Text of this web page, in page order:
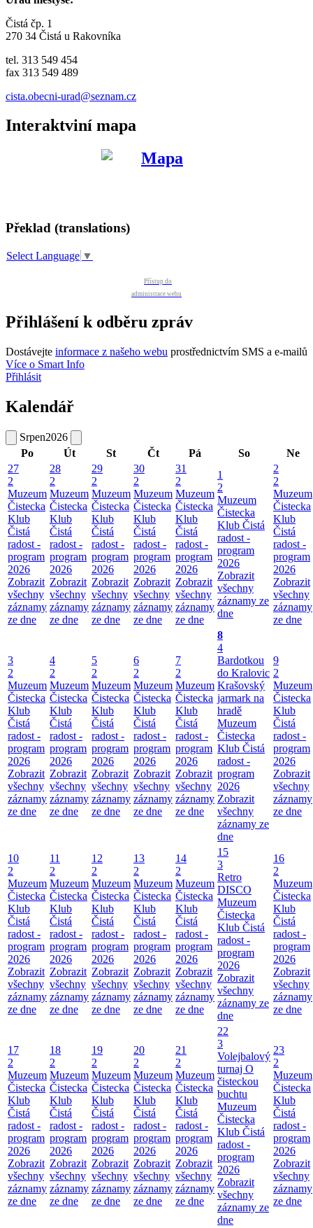
Čistá čp. 1
270 34 Čistá u Rakovníka
tel. 313 549 454
fax 313 549 489
cista.obecni-urad@seznam.cz
Interaktviní mapa
Překlad (translations)
Select Language ▼
Přístup do
administrace webu
Přihlášení k odběru zpráv
Dostávejte informace z našeho webu prostřednictvím SMS a e-mailů
Více o Smart Info
Přihlásit
Kalendář
Srpen2026
Po
Út St Čt Pá So
Ne
27
2
Muzeum
Čistecka
Klub
Čistá
radost -
program
2026
Zobrazit
všechny
záznamy
ze dne
28
2
Muzeum
Čistecka
Klub
Čistá
radost -
program
2026
Zobrazit
všechny
záznamy
ze dne
29
2
Muzeum
Čistecka
Klub
Čistá
radost -
program
2026
Zobrazit
všechny
záznamy
ze dne
30
2
Muzeum
Čistecka
Klub
Čistá
radost -
program
2026
Zobrazit
všechny
záznamy
ze dne
31
2
Muzeum
Čistecka
Klub
Čistá
radost -
program
2026
Zobrazit
všechny
záznamy
ze dne
1
2
Muzeum
Čistecka
Klub Čistá
radost -
program
2026
Zobrazit
všechny
záznamy ze
dne
2
2
Muzeum
Čistecka
Klub
Čistá
radost -
program
2026
Zobrazit
všechny
záznamy
ze dne
3
2
Muzeum
Čistecka
Klub
Čistá
radost -
program
2026
Zobrazit
všechny
záznamy
ze dne
4
2
Muzeum
Čistecka
Klub
Čistá
radost -
program
2026
Zobrazit
všechny
záznamy
ze dne
5
2
Muzeum
Čistecka
Klub
Čistá
radost -
program
2026
Zobrazit
všechny
záznamy
ze dne
6
2
Muzeum
Čistecka
Klub
Čistá
radost -
program
2026
Zobrazit
všechny
záznamy
ze dne
7
2
Muzeum
Čistecka
Klub
Čistá
radost -
program
2026
Zobrazit
všechny
záznamy
ze dne
8
4
Bardotkou
do Kralovic
Krašovský
jarmark na
hradě
Muzeum
Čistecka
Klub Čistá
radost -
program
2026
Zobrazit
všechny
záznamy ze
dne
9
2
Muzeum
Čistecka
Klub
Čistá
radost -
program
2026
Zobrazit
všechny
záznamy
ze dne
10
2
Muzeum
Čistecka
Klub
Čistá
radost -
program
2026
Zobrazit
všechny
záznamy
ze dne
11
2
Muzeum
Čistecka
Klub
Čistá
radost -
program
2026
Zobrazit
všechny
záznamy
ze dne
12
2
Muzeum
Čistecka
Klub
Čistá
radost -
program
2026
Zobrazit
všechny
záznamy
ze dne
13
2
Muzeum
Čistecka
Klub
Čistá
radost -
program
2026
Zobrazit
všechny
záznamy
ze dne
14
2
Muzeum
Čistecka
Klub
Čistá
radost -
program
2026
Zobrazit
všechny
záznamy
ze dne
15
3
Retro
DISCO
Muzeum
Čistecka
Klub Čistá
radost -
program
2026
Zobrazit
všechny
záznamy ze
dne
16
2
Muzeum
Čistecka
Klub
Čistá
radost -
program
2026
Zobrazit
všechny
záznamy
ze dne
17
2
Muzeum
Čistecka
Klub
Čistá
radost -
program
2026
Zobrazit
všechny
záznamy
ze dne
18
2
Muzeum
Čistecka
Klub
Čistá
radost -
program
2026
Zobrazit
všechny
záznamy
ze dne
19
2
Muzeum
Čistecka
Klub
Čistá
radost -
program
2026
Zobrazit
všechny
záznamy
ze dne
20
2
Muzeum
Čistecka
Klub
Čistá
radost -
program
2026
Zobrazit
všechny
záznamy
ze dne
21
2
Muzeum
Čistecka
Klub
Čistá
radost -
program
2026
Zobrazit
všechny
záznamy
ze dne
22
3
Volejbalový
turnaj O
čisteckou
buchtu
Muzeum
Čistecka
Klub Čistá
radost -
program
2026
Zobrazit
všechny
záznamy ze
dne
23
2
Muzeum
Čistecka
Klub
Čistá
radost -
program
2026
Zobrazit
všechny
záznamy
ze dne